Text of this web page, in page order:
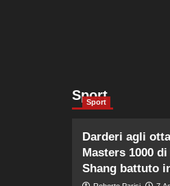
Sport
Sport
Darderi agli
Masters 1000
Shang battuto